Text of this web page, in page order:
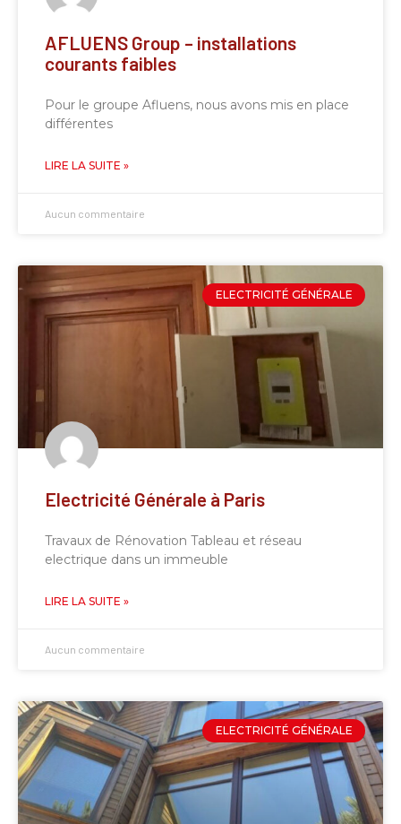
AFLUENS Group – installations
courants faibles
Pour le groupe Afluens, nous avons mis en place
différentes
LIRE LA SUITE »
Aucun commentaire
ELECTRICITÉ GÉNÉRALE
Electricité Générale à Paris
Travaux de Rénovation Tableau et réseau
electrique dans un immeuble
LIRE LA SUITE »
Aucun commentaire
ELECTRICITÉ GÉNÉRALE